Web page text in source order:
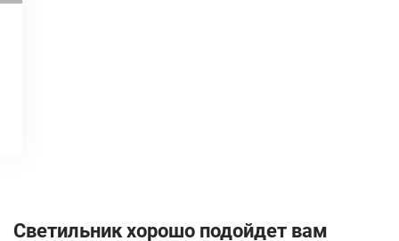
Светильник хорошо подойдет вам